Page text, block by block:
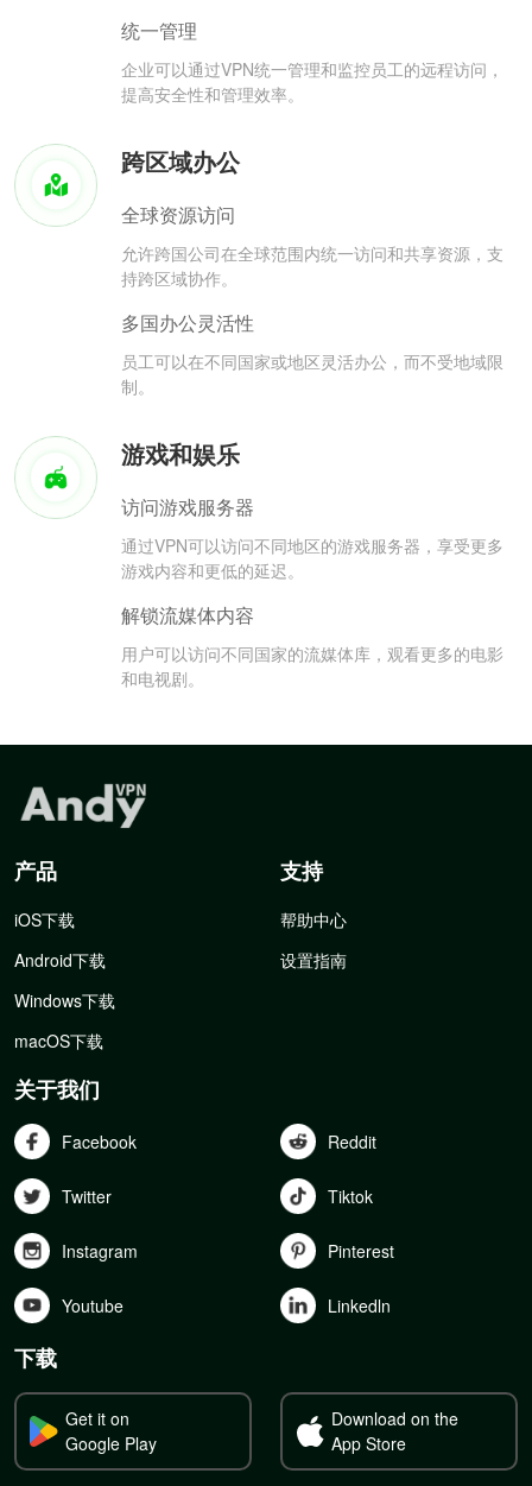
统一管理
企业可以通过VPN统一管理和监控员工的远程访问，
提高安全性和管理效率。
跨区域办公
全球资源访问
允许跨国公司在全球范围内统一访问和共享资源，支
持跨区域协作。
多国办公灵活性
员工可以在不同国家或地区灵活办公，而不受地域限
制。
游戏和娱乐
访问游戏服务器
通过VPN可以访问不同地区的游戏服务器，享受更多
游戏内容和更低的延迟。
解锁流媒体内容
用户可以访问不同国家的流媒体库，观看更多的电影
和电视剧。
产品
iOS下载
Android下载
Windows下载
macOS下载
支持
帮助中心
设置指南
关于我们
Facebook Reddit
Twitter Tiktok
Instagram Pinterest
Youtube Linkedln
下载
Get it on
Google Play
Download on the
App Store